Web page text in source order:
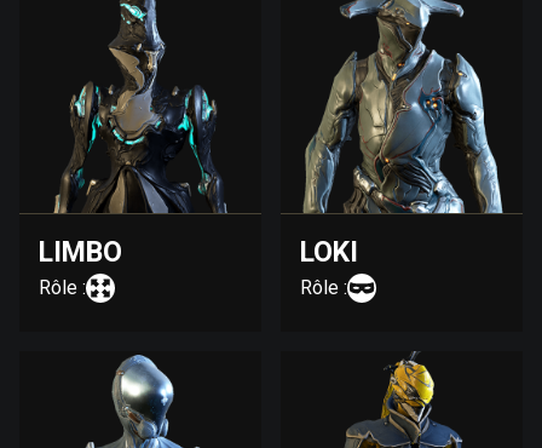
LIMBO
Rôle :
LOKI
Rôle :